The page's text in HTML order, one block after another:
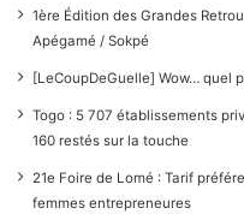
1ère Édition des Grandes
Apégamé / Sokpé
[LeCoupDeGuelle] Wow… quel
Togo : 5 707 établissements
160 restés sur la touche
21e Foire de Lomé : Tarif
femmes entrepreneures